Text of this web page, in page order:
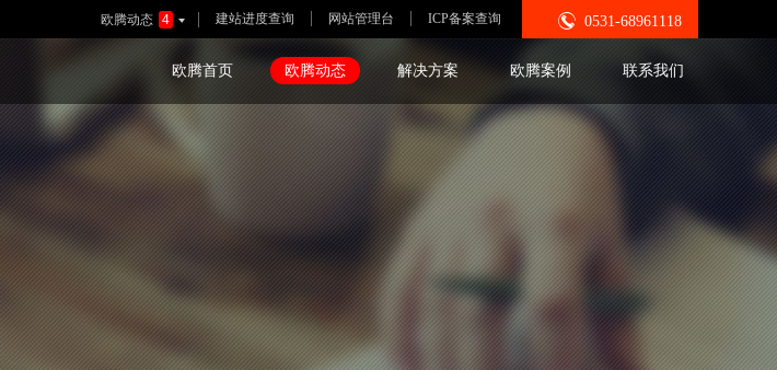
ICP备案查询
网站管理台
建站进度查询
欧腾动态 4   0531-68961118
欧腾首页 欧腾动态 解决方案 欧腾案例 联系我们